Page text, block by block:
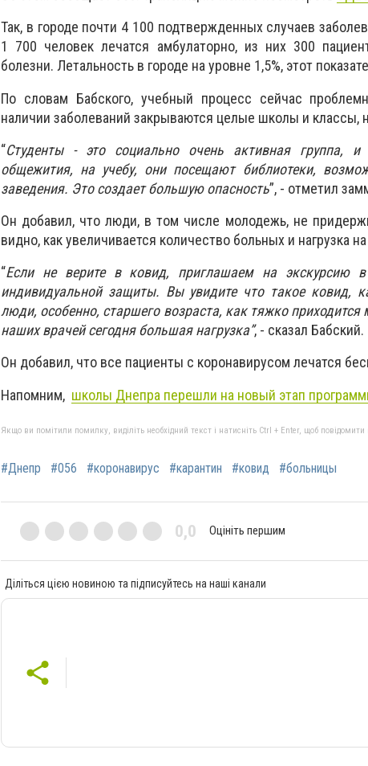
Так, в городе почти 4 100 подтвержденных случаев
1 700 человек лечатся амбулаторно, из них 300
болезни. Летальность в городе на уровне 1,5%, этот
По словам Бабского, учебный процесс сейчас
наличии заболеваний закрываются целые школы и классы,
“Студенты - это социально очень активная группа,
общежития, на учебу, они посещают библиотеки,
заведения. Это создает большую опасность”, - отметил
Он добавил, что люди, в том числе молодежь, не
видно, как увеличивается количество больных и нагрузка
“Если не верите в ковид, приглашаем на экскурсию
индивидуальной защиты. Вы увидите что такое ковид,
люди, особенно, старшего возраста, как тяжко
наших врачей сегодня большая нагрузка”, - сказал Бабский.
Он добавил, что все пациенты с коронавирусом лечатся
Напомним, школы Днепра перешли на новый этап
Якщо ви помітили помилку, виділіть необхідний текст і натисніть Ctrl + Enter, щоб
#Днепр #056 #коронавирус #карантин #ковид #больницы
0,0 Оцініть першим
Діліться цією новиною та підписуйтесь на наші канали